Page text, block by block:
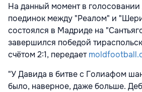
На данный момент в голосовании
поединок между "Реалом" и
состоялся в Мадриде на
завершился победой
счётом 2:1, передает
"У Давида в битве с Голиафом
было, наверное, даже больше.